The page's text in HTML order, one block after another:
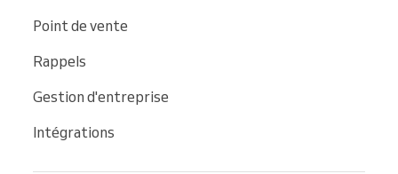
Point de vente
Rappels
Gestion d'entreprise
Intégrations